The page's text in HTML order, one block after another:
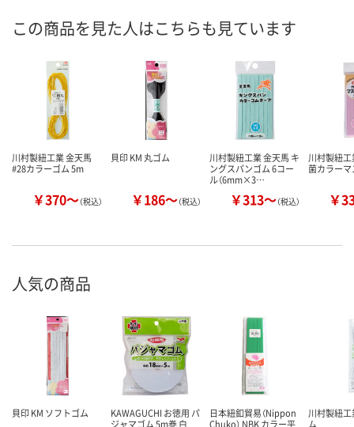
この商品を見た人はこちらも見ています
川村製紐工業 金天馬
#28カラーゴム 5m
￥370～（税込）
貝印 KM 丸ゴム
￥186～（税込）
川村製紐工業 金天馬 キ
ングスパンゴム 6コー
ル（6mm×3…
￥313～（税込）
川村製紐
菌カラー
￥
人気の商品
貝印 KM ソフトゴム
KAWAGUCHI お徳用 パ
ジャマゴム 5m巻 白
日本紐釦貿易（Nippon
Chuko） NBK カラー平
川村製紐工
ム